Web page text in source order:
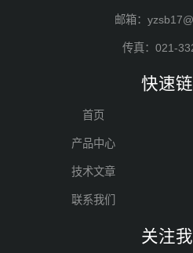
邮箱：
传真：021-
快速
首页
产品中心
技术文章
联系我们
关注我